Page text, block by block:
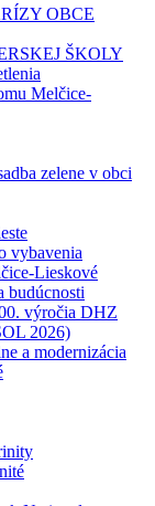
OBCE
ŠKOLY
Melčice-
zelene v obci
vybavenia
Lieskové
budúcnosti
výročia DHZ
2026)
a modernizácia